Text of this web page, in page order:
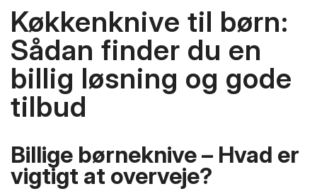
Køkkenknive til børn:
Sådan finder du en
billig løsning og gode
tilbud
Billige børneknive – Hvad er
vigtigt at overveje?